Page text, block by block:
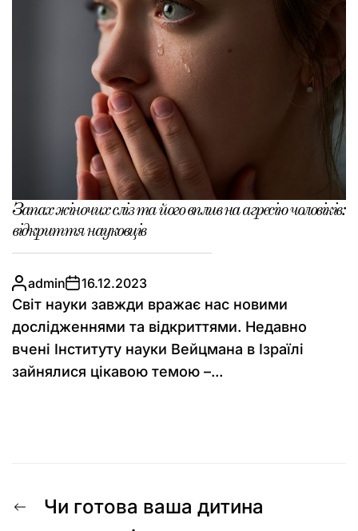
Запах жіночих сліз та його вплив на агресію чоловіків:
відкриття науковців
admin 16.12.2023
Світ науки завжди вражає нас новими
дослідженнями та відкриттями. Недавно
вчені Інституту науки Вейцмана в Ізраїлі
зайнялися цікавою темою –...
Навігація
Попередній
Чи готова ваша дитина